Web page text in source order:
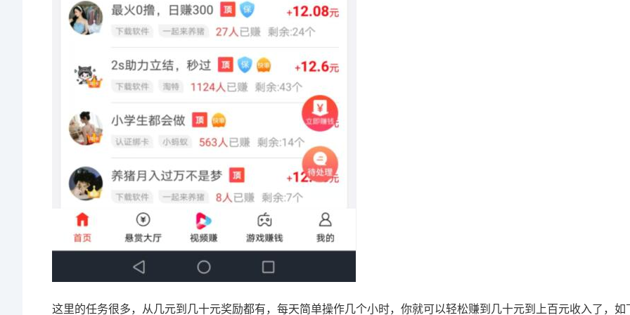
这里的任务很多，从几元到几十元奖励都有，每天简单操作几个小时，你就可以轻松赚到几十元到上百元收入了，如